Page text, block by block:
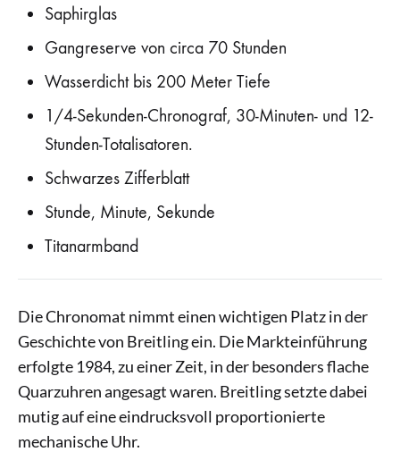
Saphirglas
Gangreserve von circa 70 Stunden
Wasserdicht bis 200 Meter Tiefe
1/4-Sekunden-Chronograf, 30-Minuten- und 12-
Stunden-Totalisatoren.
Schwarzes Zifferblatt
Stunde, Minute, Sekunde
Titanarmband
Die Chronomat nimmt einen wichtigen Platz in der
Geschichte von Breitling ein. Die Markteinführung
erfolgte 1984, zu einer Zeit, in der besonders flache
Quarzuhren angesagt waren. Breitling setzte dabei
mutig auf eine eindrucksvoll proportionierte
mechanische Uhr.